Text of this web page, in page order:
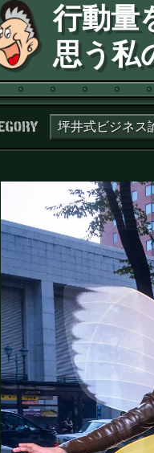
行動量
思う私
カテゴリー：
坪井式ビジネス